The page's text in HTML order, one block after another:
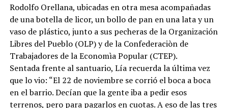
Rodolfo Orellana, ubicadas en otra mesa acompañadas
de una botella de licor, un bollo de pan en una lata y un
vaso de plástico, junto a sus pecheras de la Organización
Libres del Pueblo (OLP) y de la Confederaciòn de
Trabajadores de la Economìa Popular (CTEP).
Sentada frente al santuario, Lía recuerda la última vez
que lo vio: “El 22 de noviembre se corrió el boca a boca
en el barrio. Decían que la gente iba a pedir esos
terrenos, pero para pagarlos en cuotas. A eso de las tres